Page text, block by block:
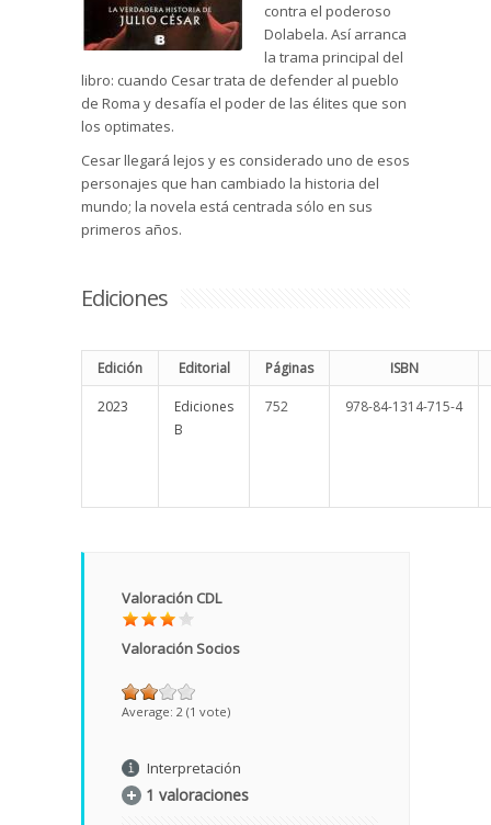
contra el poderoso
Dolabela. Así arranca
la trama principal del
libro: cuando Cesar trata de defender al pueblo
de Roma y desafía el poder de las élites que son
los optimates.
Cesar llegará lejos y es considerado uno de esos
personajes que han cambiado la historia del
mundo; la novela está centrada sólo en sus
primeros años.
Ediciones
Edición Editorial Páginas ISBN
2023
Ediciones
B
752 978-84-1314-715-4
Valoración CDL
Valoración Socios
Average: 2 (1 vote)
Interpretación
1 valoraciones